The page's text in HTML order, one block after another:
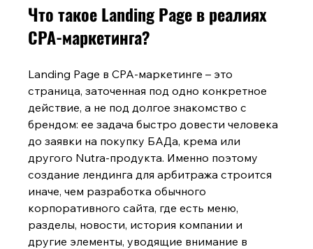
Что такое Landing Page в реалиях
CPA-маркетинга?
Landing Page в CPA-маркетинге – это
страница, заточенная под одно конкретное
действие, а не под долгое знакомство с
брендом: ее задача быстро довести человека
до заявки на покупку БАДа, крема или
другого Nutra-продукта. Именно поэтому
создание лендинга для арбитража строится
иначе, чем разработка обычного
корпоративного сайта, где есть меню,
разделы, новости, история компании и
другие элементы, уводящие внимание в